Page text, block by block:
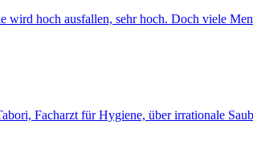
hoch ausfallen, sehr hoch. Doch viele
Facharzt für Hygiene, über irrationale